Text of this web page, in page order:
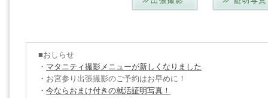
■おしらせ
・ マタニティ撮影メニューが新しくなりました
・お宮参り出張撮影のご予約はお早めに！
・ 今ならおまけ付きの就活証明写真！